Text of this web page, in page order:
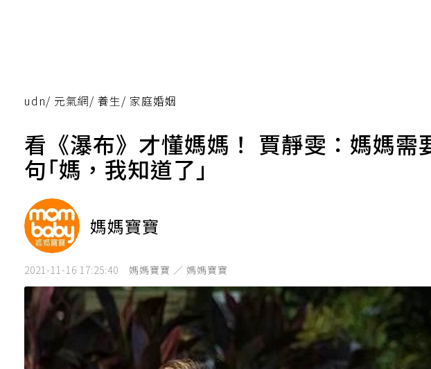
udn/ 元氣網/ 養生/ 家庭婚姻
看《瀑布》才懂媽媽！ 賈靜雯：媽媽
句｢媽，我知道了｣
媽媽寶寶
2021-11-16 17:25:40 媽媽寶寶 ／ 媽媽寶寶